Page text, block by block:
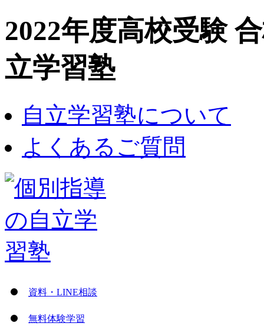
2022年度高校受験
立学習塾
自立学習塾について
よくあるご質問
資料・LINE相談
無料体験学習